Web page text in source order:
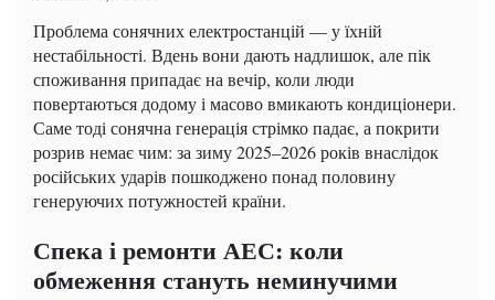
Проблема сонячних електростанцій — у їхній
нестабільності. Вдень вони дають надлишок, але пік
споживання припадає на вечір, коли люди
повертаються додому і масово вмикають кондиціонери.
Саме тоді сонячна генерація стрімко падає, а покрити
розрив немає чим: за зиму 2025–2026 років внаслідок
російських ударів пошкоджено понад половину
генеруючих потужностей країни.
Спека і ремонти АЕС: коли
обмеження стануть неминучими